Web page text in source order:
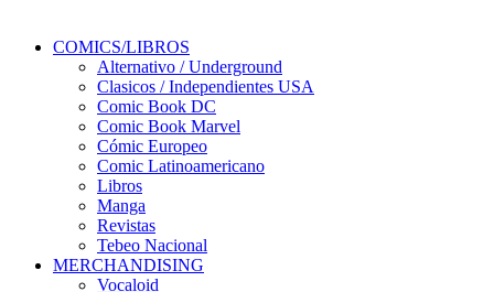
COMICS/LIBROS
Alternativo / Underground
Clasicos / Independientes USA
Comic Book DC
Comic Book Marvel
Cómic Europeo
Comic Latinoamericano
Libros
Manga
Revistas
Tebeo Nacional
MERCHANDISING
Vocaloid